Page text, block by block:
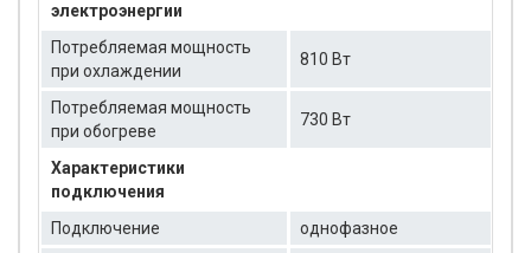
электроэнергии
Потребляемая мощность
при охлаждении
810 Вт
Потребляемая мощность
при обогреве
730 Вт
Характеристики
подключения
Подключение
однофазное